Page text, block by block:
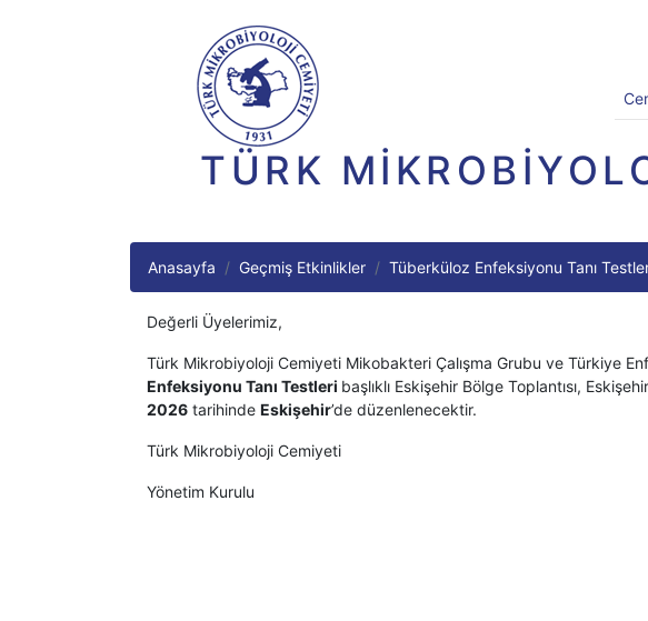
TÜRK
Anasayfa Geçmiş Etkinlikler Tüberküloz Enfeksiyonu Tanı
Değerli Üyelerimiz,
Türk Mikrobiyoloji Cemiyeti Mikobakteri Çalışma Grubu ve Türkiye
Enfeksiyonu Tanı Testleri başlıklı Eskişehir Bölge Toplantısı,
2026 tarihinde Eskişehir’de düzenlenecektir.
Türk Mikrobiyoloji Cemiyeti
Yönetim Kurulu